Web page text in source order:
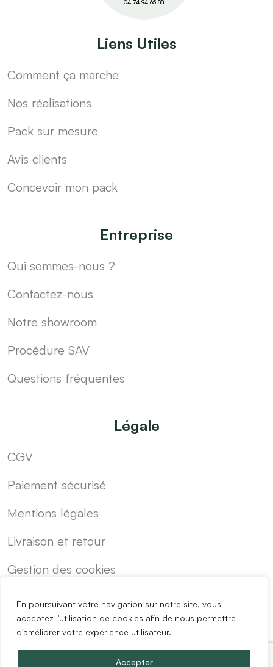
En poursuivant votre navigation sur notre site, vous
acceptez l'utilisation de cookies afin de nous permettre
d'améliorer votre expérience utilisateur.
Accepter
04 74 94 65 88
Liens Utiles
Comment ça marche
Nos réalisations
Pack sur mesure
Avis clients
Concevoir mon pack
Entreprise
Qui sommes-nous ?
Contactez-nous
Notre showroom
Procédure SAV
Questions fréquentes
Légale
CGV
Paiement sécurisé
Mentions légales
Livraison et retour
Gestion des cookies
-